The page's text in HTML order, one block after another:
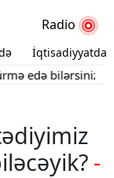
Radio
İqtisadiyyatda
edə bilərsiniz"
-